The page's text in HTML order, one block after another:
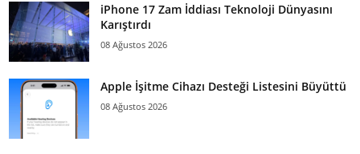
iPhone 17 Zam İddiası Teknoloji Dünyasını
Karıştırdı
08 Ağustos 2026
Apple İşitme Cihazı Desteği Listesini Büyüttü
08 Ağustos 2026